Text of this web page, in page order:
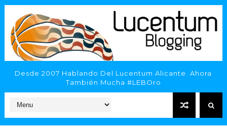
Desde 2007 Hablando Del Lucentum Alicante. Ahora
También Mucha #LEBOro